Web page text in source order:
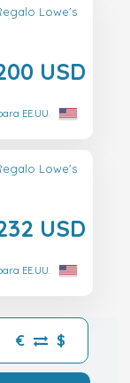
Lowe's
USD
EE.UU.
Lowe's
USD
EE.UU.
€ $